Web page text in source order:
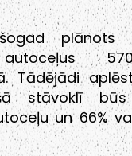
plānots
Tādējādi
stāvoklī
un 66%